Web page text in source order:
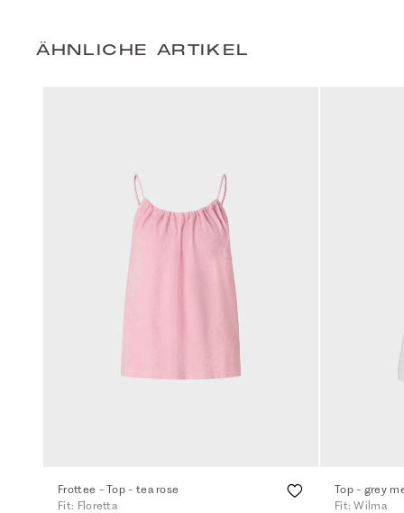
ÄHNLICHE ARTIKEL
Frottee - Top - tea rose
Fit: Floretta
Top - grey
Fit: Wilma